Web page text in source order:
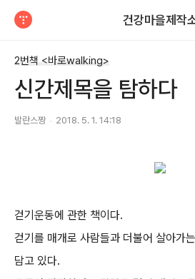
건강마을제작
2번책 <바로walking>
신간제목을 탐하다
발란스짱 2018. 5. 1. 14:18
걷기운동에 관한 책이다.
걷기를 매개로 사람들과 더불어 살아가
담고 있다.